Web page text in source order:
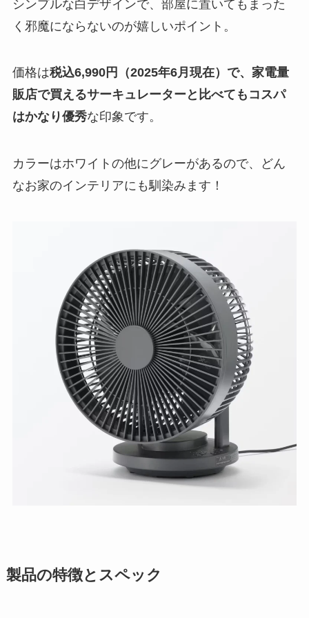
シンプルな白デザインで、部屋に置いてもまった
く邪魔にならないのが嬉しいポイント。
価格は税込6,990円（2025年6月現在）で、家電量
販店で買えるサーキュレーターと比べてもコスパ
はかなり優秀な印象です。
カラーはホワイトの他にグレーがあるので、どん
なお家のインテリアにも馴染みます！
製品の特徴とスペック